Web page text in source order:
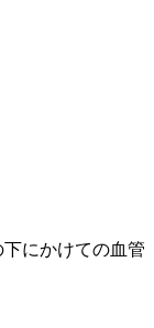
下にかけての血管